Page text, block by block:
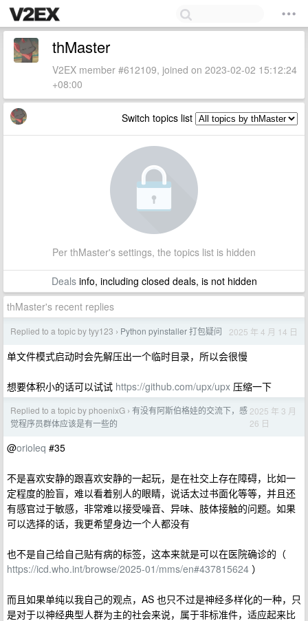
thMaster
V2EX member #612109, joined on 2023-02-02 15:12:24
+08:00
Switch topics list
Per thMaster's settings, the topics list is hidden
Dealsinfo, including closed deals, is not hidden
thMaster's recent replies
Replied to a topic by tyy123 › Python pyinstaller 打包疑问 2025 年 4 月 14 日
单文件模式启动时会先解压出一个临时目录，所以会很慢
想要体积小的话可以试试 https://github.com/upx/upx 压缩一下
Replied to a topic by phoenixG › 有没有阿斯伯格娃的交流下，感
觉程序员群体应该是有一些的
2025 年 3 月
26 日
@orioleq #35
不是喜欢安静的跟喜欢安静的一起玩，是在社交上存在障碍，比如一
定程度的脸盲，难以看着别人的眼睛，说话太过书面化等等，并且还
有感官过于敏感，非常难以接受噪音、异味、肢体接触的问题。如果
可以选择的话，我更希望身边一个人都没有
也不是自己给自己贴有病的标签，这本来就是可以在医院确诊的（
https://icd.who.int/browse/2025-01/mms/en#437815624 ）
而且如果单纯以我自己的观点，AS 也只不过是神经多样化的一种，只
是对于以神经典型人群为主的社会来说，属于非标准件，适应起来比